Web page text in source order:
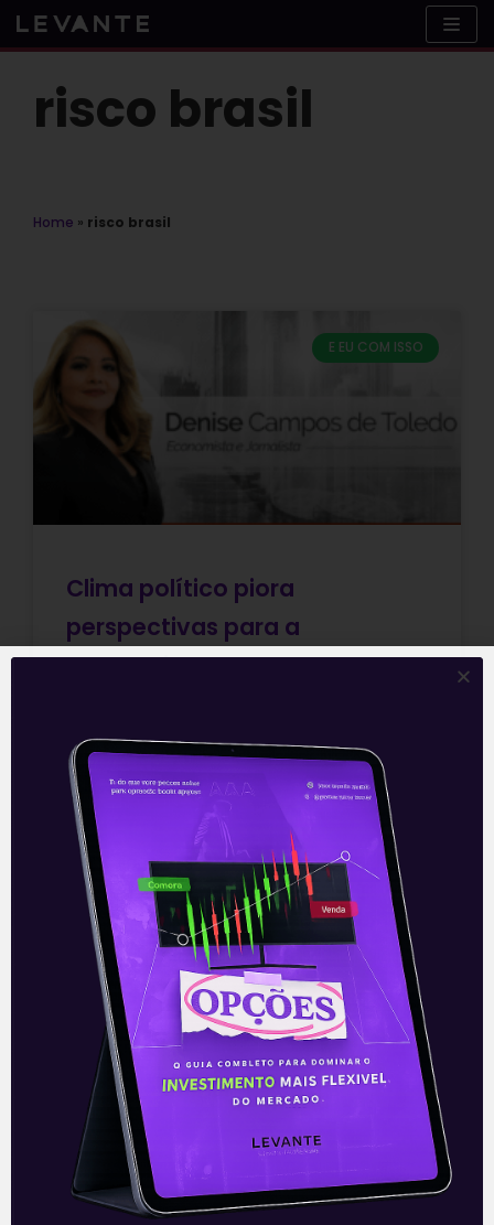
Skip
to
content
risco brasil
Home » risco brasil
E EU COM ISSO
Clima político piora
perspectivas para a
economia
economia, que já convive com grandes
desafios. As manifestações de 7 de
setembro, as falas do Bolsonaro, as
posturas mais
Leia mais
10/09/2021
Mercado financeiro vê CDS nas
mínimas em cinco anos
Mercado financeiro vê CDS nas mínimas
em cinco anos O mercado financeiro é
algo que julgo único no mundo, com